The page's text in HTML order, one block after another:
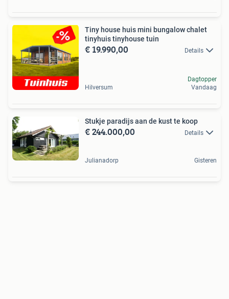
Tiny house huis mini bungalow chalet
tinyhuis tinyhouse tuin
€ 19.990,00 Details
Hilversum
Dagtopper
Vandaag
Stukje paradijs aan de kust te koop
€ 244.000,00 Details
Julianadorp Gisteren